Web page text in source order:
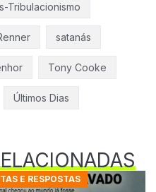
Tribulacionismo
satanás
Tony Cooke
Últimos Dias
E RESPOSTAS